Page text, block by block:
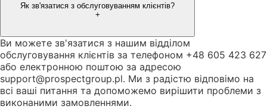
Як зв'язатися з обслуговуванням клієнтів?
+
Ви можете зв'язатися з нашим відділом
обслуговування клієнтів за телефоном +48 605 423 627
або електронною поштою за адресою
support@prospectgroup.pl. Ми з радістю відповімо на
всі ваші питання та допоможемо вирішити проблеми з
виконаними замовленнями.